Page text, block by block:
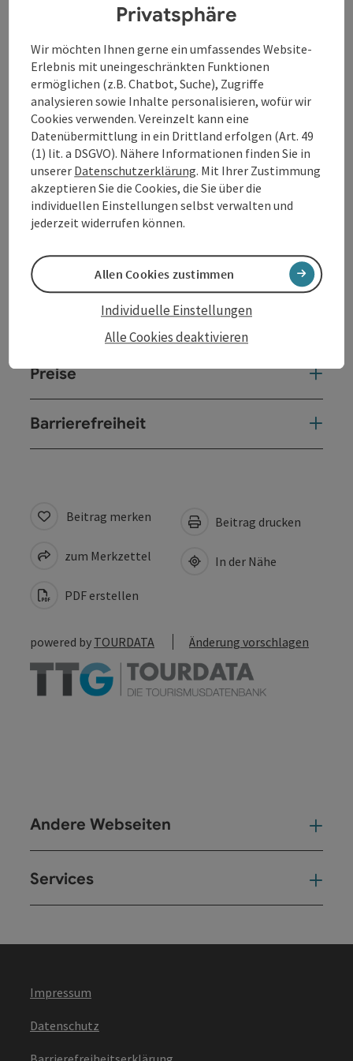
Maria Schreiner, 2012 Paul Pizzera und 2017 Lisa
Eckhart gewonnen haben. Auch schauspielerisch ist
Marvin Tare unterwegs, und er sagt in seinem
Programm: "Aber leider ist für die meisten Rollen, für
die ich gut passen würde, mein Deutsch viel zu gut."
"Gekonnt mischt der Salzburger Marvin Tare in
seinem ersten Kabarettprogramm ehrliche
Erfahrungen mit Vorurteilen zusammen [...] herzhaft
abgeschmeckt mit Zutaten aus Stand-up und
Kabarett." (Die Presse)
Kontakt
Veranstaltungsort
Anreise/Lage
Preise
Barrierefreiheit
Beitrag merken
zum Merkzettel
PDF erstellen
Beitrag drucken
In der Nähe
powered by TOURDATA Änderung vorschlagen
Andere Webseiten
Services
Impressum
Datenschutz
Privatsphäre
Wir möchten Ihnen gerne ein umfassendes Website-
Erlebnis mit uneingeschränkten Funktionen
ermöglichen (z.B. Chatbot, Suche), Zugriffe
analysieren sowie Inhalte personalisieren, wofür wir
Cookies verwenden. Vereinzelt kann eine
Datenübermittlung in ein Drittland erfolgen (Art. 49
(1) lit. a DSGVO). Nähere Informationen finden Sie in
unserer Datenschutzerklärung. Mit Ihrer Zustimmung
akzeptieren Sie die Cookies, die Sie über die
individuellen Einstellungen selbst verwalten und
jederzeit widerrufen können.
Alle Cookies deaktivieren
Individuelle Einstellungen
Allen Cookies zustimmen